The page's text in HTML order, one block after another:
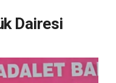
Dairesi